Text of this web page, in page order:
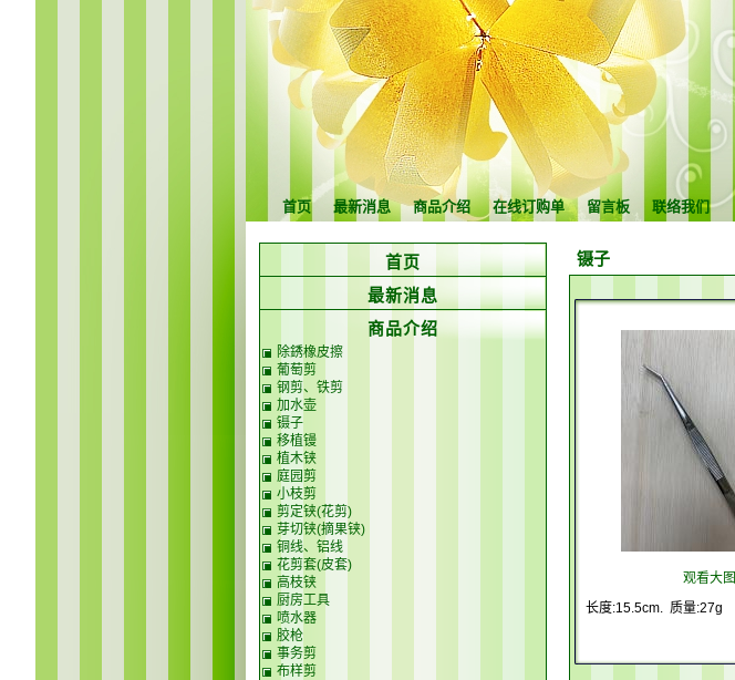
首页 最新消息 商品介绍 在线订购单 留言板 联络我们
镊子
观看大图
长度:15.5cm. 质量:27g
首页
最新消息
商品介绍
除銹橡皮擦
葡萄剪
钢剪、铁剪
加水壶
镊子
移植镘
植木铗
庭园剪
小枝剪
剪定铗(花剪)
芽切铗(摘果铗)
铜线、铝线
花剪套(皮套)
高枝铗
厨房工具
喷水器
胶枪
事务剪
布样剪